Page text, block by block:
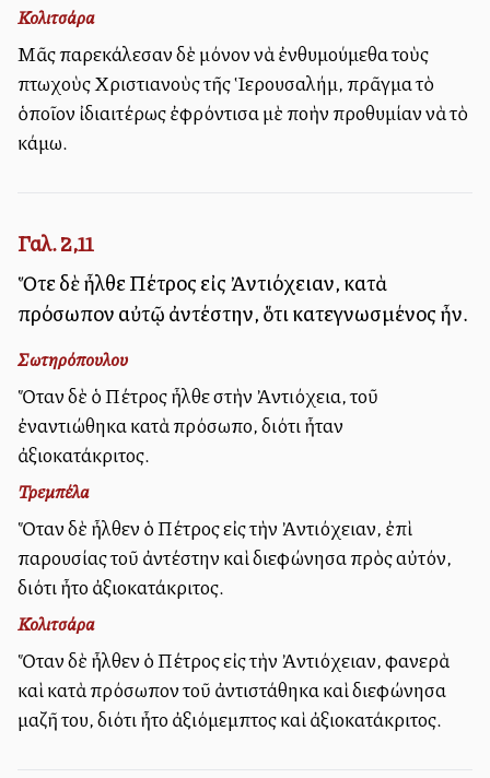
Κολιτσάρα
Μᾶς παρεκάλεσαν δὲ μόνον νὰ ἐνθυμούμεθα τοὺς
πτωχοὺς Χριστιανοὺς τῆς Ἱερουσαλήμ, πρᾶγμα τὸ
ὁποῖον ἰδιαιτέρως ἐφρόντισα μὲ πολλὴν προθυμίαν νὰ τὸ
κάμω.
Γαλ. 2,11
Ὅτε δὲ ἦλθε Πέτρος εἰς Ἀντιόχειαν, κατὰ
πρόσωπον αὐτῷ ἀντέστην, ὅτι κατεγνωσμένος ἦν.
Σωτηρόπουλου
Ὅταν δὲ ὁ Πέτρος ἦλθε στὴν Ἀντιόχεια, τοῦ
ἐναντιώθηκα κατὰ πρόσωπο, διότι ἦταν
ἀξιοκατάκριτος.
Τρεμπέλα
Ὅταν δὲ ἦλθεν ὁ Πέτρος εἰς τὴν Ἀντιόχειαν, ἐπὶ
παρουσίας τοῦ ἀντέστην καὶ διεφώνησα πρὸς αὐτόν,
διότι ἦτο ἀξιοκατάκριτος.
Κολιτσάρα
Ὅταν δὲ ἦλθεν ὁ Πέτρος εἰς τὴν Ἀντιόχειαν, φανερὰ
καὶ κατὰ πρόσωπον τοῦ ἀντιστάθηκα καὶ διεφώνησα
μαζῆ του, διότι ἦτο ἀξιόμεμπτος καὶ ἀξιοκατάκριτος.